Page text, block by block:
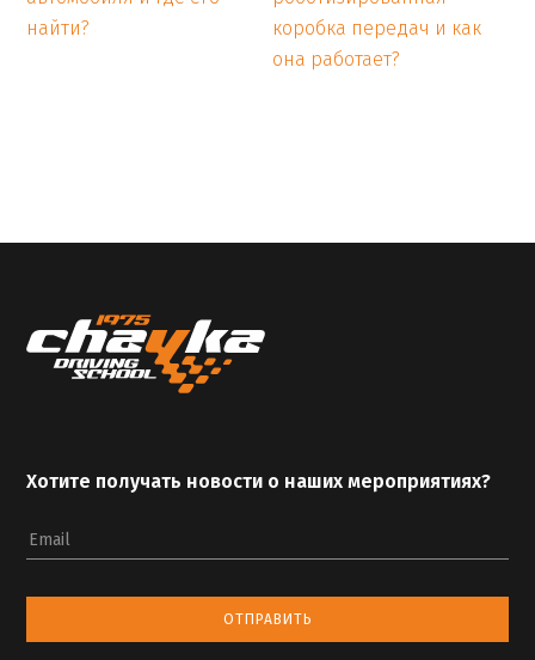
найти?
коробка передач и как
она работает?
Хотите получать новости о наших мероприятиях?
Email
ОТПРАВИТЬ